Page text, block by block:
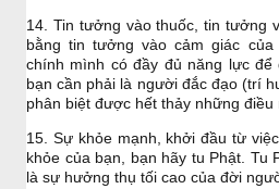
14. Tin tưởng vào thuốc, tin tưởng
bằng tin tưởng vào cảm giác
chính mình có đầy đủ năng lực
bạn cần phải là người đắc đạo (trí
phân biệt được hết thảy những điều
15. Sự khỏe mạnh, khởi đầu từ
khỏe của bạn, bạn hãy tu Phật. Tu
là sự hưởng thụ tối cao của đời